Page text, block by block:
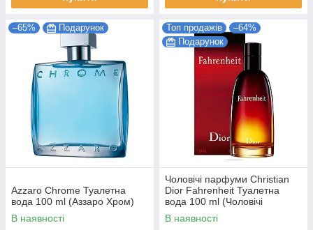
–65% Подарунок
Azzaro Chrome Туалетна
вода 100 ml (Аззаро Хром)
В наявності
Топ продажів
–64%
Подарунок
Чоловічі парфуми Christian
Dior Fahrenheit Туалетна
вода 100 ml (Чоловічі
парфуми Крістіан Діор
Фаренгейт Парфум)
В наявності